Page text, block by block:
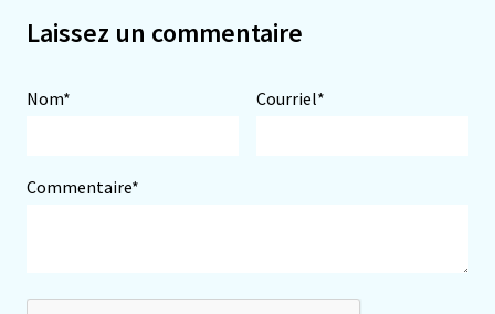
Laissez un commentaire
Nom* Courriel*
Commentaire*